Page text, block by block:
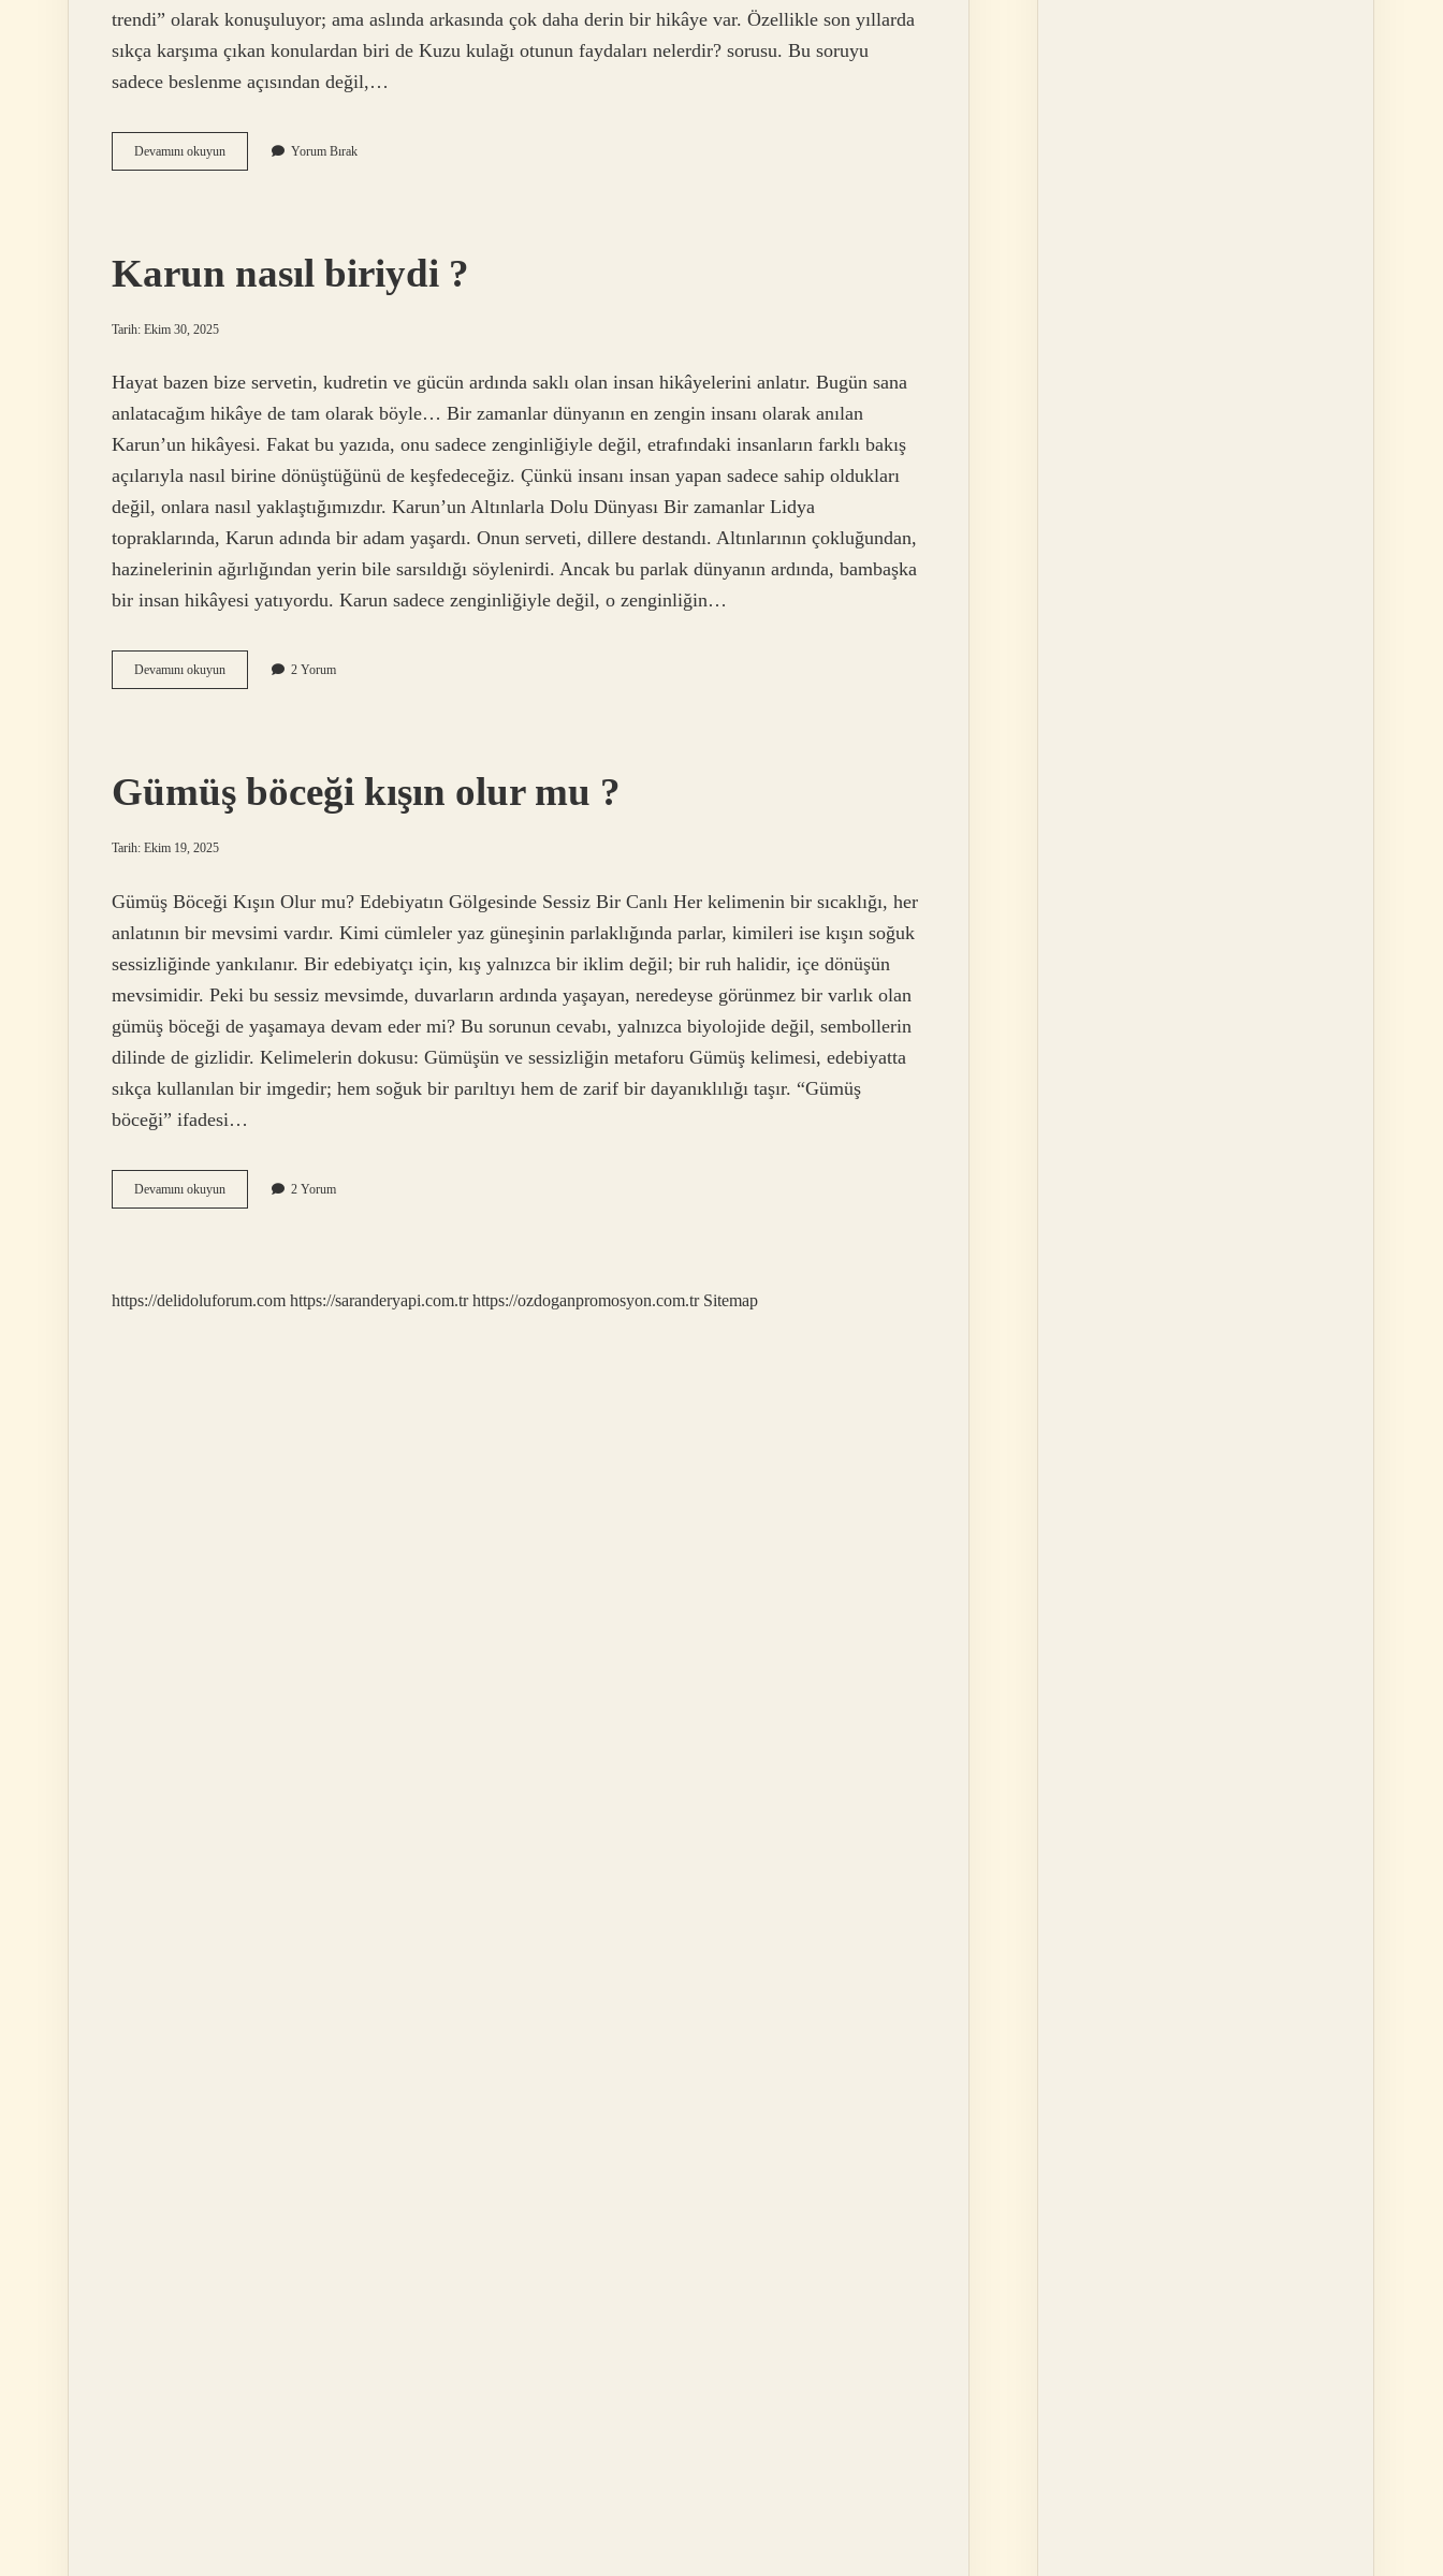
trendi” olarak konuşuluyor; ama aslında arkasında çok daha derin bir hikâye var. Özellikle son yıllarda
sıkça karşıma çıkan konulardan biri de Kuzu kulağı otunun faydaları nelerdir? sorusu. Bu soruyu
sadece beslenme açısından değil,…
Devamını okuyunKuzu
kulağı
Yorum Bırak
Karun nasıl biriydi ?
Tarih: Ekim 30, 2025
Hayat bazen bize servetin, kudretin ve gücün ardında saklı olan insan hikâyelerini anlatır. Bugün sana
anlatacağım hikâye de tam olarak böyle… Bir zamanlar dünyanın en zengin insanı olarak anılan
Karun’un hikâyesi. Fakat bu yazıda, onu sadece zenginliğiyle değil, etrafındaki insanların farklı bakış
açılarıyla nasıl birine dönüştüğünü de keşfedeceğiz. Çünkü insanı insan yapan sadece sahip oldukları
değil, onlara nasıl yaklaştığımızdır. Karun’un Altınlarla Dolu Dünyası Bir zamanlar Lidya
topraklarında, Karun adında bir adam yaşardı. Onun serveti, dillere destandı. Altınlarının çokluğundan,
hazinelerinin ağırlığından yerin bile sarsıldığı söylenirdi. Ancak bu parlak dünyanın ardında, bambaşka
bir insan hikâyesi yatıyordu. Karun sadece zenginliğiyle değil, o zenginliğin…
Devamını okuyunKarun
nasıl
2 Yorum
Gümüş böceği kışın olur mu ?
Tarih: Ekim 19, 2025
Gümüş Böceği Kışın Olur mu? Edebiyatın Gölgesinde Sessiz Bir Canlı Her kelimenin bir sıcaklığı, her
anlatının bir mevsimi vardır. Kimi cümleler yaz güneşinin parlaklığında parlar, kimileri ise kışın soğuk
sessizliğinde yankılanır. Bir edebiyatçı için, kış yalnızca bir iklim değil; bir ruh halidir, içe dönüşün
mevsimidir. Peki bu sessiz mevsimde, duvarların ardında yaşayan, neredeyse görünmez bir varlık olan
gümüş böceği de yaşamaya devam eder mi? Bu sorunun cevabı, yalnızca biyolojide değil, sembollerin
dilinde de gizlidir. Kelimelerin dokusu: Gümüşün ve sessizliğin metaforu Gümüş kelimesi, edebiyatta
sıkça kullanılan bir imgedir; hem soğuk bir parıltıyı hem de zarif bir dayanıklılığı taşır. “Gümüş
böceği” ifadesi…
Devamını okuyunGümüş
böceği
2 Yorum
https://delidoluforum.com https://saranderyapi.com.tr https://ozdoganpromosyon.com.tr Sitemap